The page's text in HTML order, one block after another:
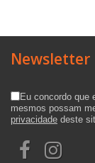
Newsletter
Eu concordo que
mesmos possam
privacidade deste